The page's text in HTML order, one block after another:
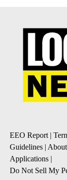
EEO Report|
Guidelines |
Applications |
Do Not Sell My